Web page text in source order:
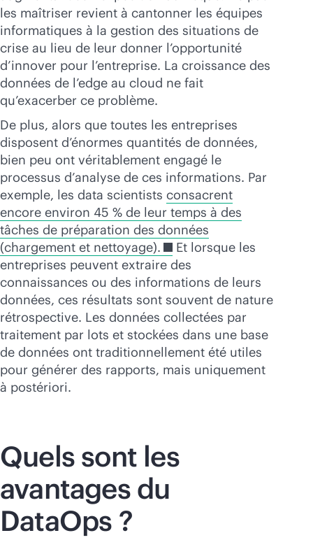
les maîtriser revient à cantonner les équipes
informatiques à la gestion des situations de
crise au lieu de leur donner l’opportunité
d’innover pour l’entreprise. La croissance des
données de l’edge au cloud ne fait
qu’exacerber ce problème.
De plus, alors que toutes les entreprises
disposent d’énormes quantités de données,
bien peu ont véritablement engagé le
processus d’analyse de ces informations. Par
exemple, les data scientists consacrent
encore environ 45 % de leur temps à des
tâches de préparation des données
(chargement et nettoyage).
Et lorsque les
entreprises peuvent extraire des
connaissances ou des informations de leurs
données, ces résultats sont souvent de nature
rétrospective. Les données collectées par
traitement par lots et stockées dans une base
de données ont traditionnellement été utiles
pour générer des rapports, mais uniquement
à postériori.
Quels sont les
avantages du
DataOps ?